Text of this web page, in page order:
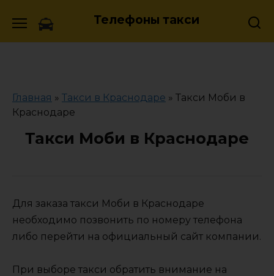
Телефоны такси
Главная » Такси в Краснодаре » Такси Моби в
Краснодаре
Такси Моби в Краснодаре
Для заказа такси Моби в Краснодаре
необходимо позвонить по номеру телефона
либо перейти на официальный сайт компании.
При выборе такси обратить внимание на